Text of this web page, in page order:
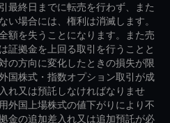
最終日までに転売を行わず、また
い場合には、権利は消滅します。
額を失うことになります。また売
証拠金を上回る取引を行うことと
の方向に変化したときの損失が限
国株式・指数オプション取引が成
れ又は預託しなければなりませ
外国上場株式の値下がりにより不
金の追加差入れ又は追加預託が必